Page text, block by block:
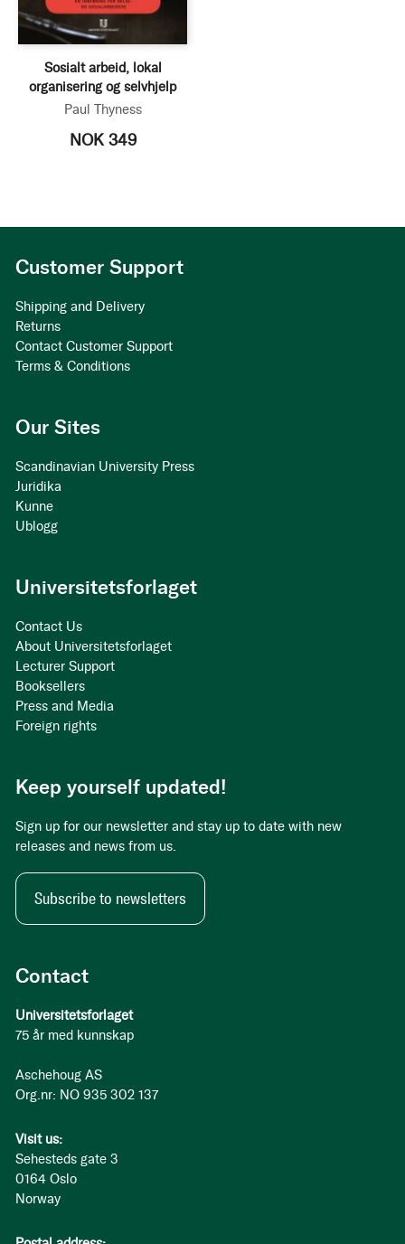
Sosialt arbeid, lokal
organisering og selvhjelp
Paul Thyness
NOK 349
Contact
Universitetsforlaget
75 år med kunnskap
Aschehoug AS
Org.nr: NO 935 302 137
Visit us:
Sehesteds gate 3
0164 Oslo
Norway
Customer Support
Shipping and Delivery
Returns
Contact Customer Support
Terms & Conditions
Our Sites
Scandinavian University Press
Juridika
Kunne
Ublogg
Universitetsforlaget
Contact Us
About Universitetsforlaget
Lecturer Support
Booksellers
Press and Media
Foreign rights
Keep yourself updated!
Sign up for our newsletter and stay up to date with new
releases and news from us.
Subscribe to newsletters